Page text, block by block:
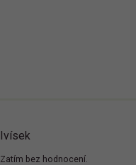
Ivísek
Zatím bez hodnocení.